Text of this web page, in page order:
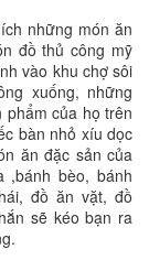
những món ăn
đồ thủ công mỹ
vào khu chợ sôi
xuống, những
của họ trên
bàn nhỏ xíu dọc
ăn đặc sản của
,bánh bèo, bánh
đồ ăn vặt, đồ
sẽ kéo bạn ra